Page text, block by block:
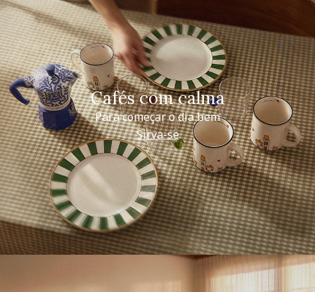
Cafés com calma
Para começar o dia bem
Sirva-se